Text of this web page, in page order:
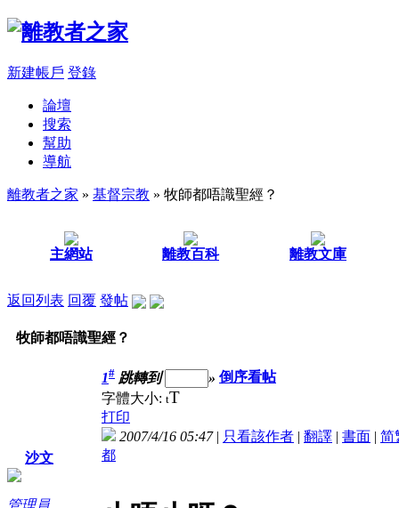
新建帳戶 登錄
論壇
搜索
幫助
導航
離教者之家 » 基督宗教 » 牧師都唔識聖經？
主網站 離教百科 離教文庫
返回列表 回覆 發帖
牧師都唔識聖經？
沙文
1# 跳轉到 » 倒序看帖
字體大小: tT
打印
2007/4/16 05:47| 只看該作者 | 翻譯 | 書面 | 简
都